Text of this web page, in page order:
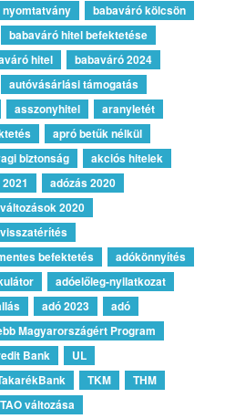
nyomtatvány
babaváró kölcsön
babaváró hitel befektetése
hitel
babaváró 2024
autóvásárlási támogatás
asszonyhitel
aranyletét
apró betűk nélkül
biztonság
akciós hitelek
adózás 2020
2020
befektetés
adókönnyítés
adóelőleg-nyilatkozat
adó 2023
adó
Magyarországért Program
Bank
UL
TKM
THM
TAO változása